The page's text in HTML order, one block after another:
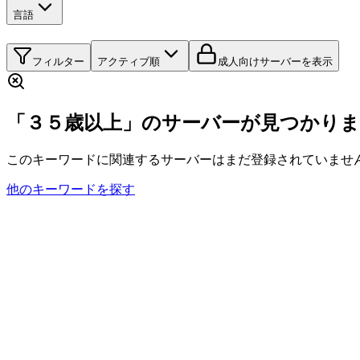
言語
フィルター アクティブ順 成人向けサーバーを表示
「３５歳以上」のサーバーが見つかり
このキーワードに関連するサーバーはまだ登録されていませ
他のキーワードを探す